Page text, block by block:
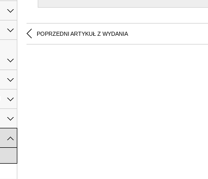
POPRZEDNI ARTYKUŁ Z WYDANIA